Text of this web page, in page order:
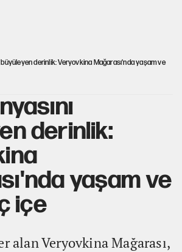
büyüleyen derinlik: Veryovkina Mağarası'nda yaşam ve
derinlik:
yaşam ve
içe
alan Veryovkina Mağarası,